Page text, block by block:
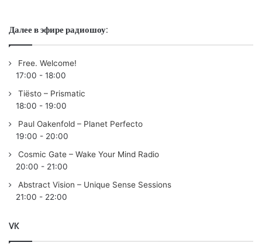
04. Dustin Husain – Indigo Plateau /Flashover/
(BYOR Remix) /Enhanced/
To You (Cubicore Remix) /Enhanced Progressive/
08. Emerge – I Feel It /Scorchin’/
10. Marco V & Vision 20/20 – WA/VE /High Contrast/
12. David Oleart & Van der Bert – Trance Lovers /Flashover
Далее в эфире радиошоу:
Free. Welcome!
17:00 - 18:00
Tiësto – Prismatic
18:00 - 19:00
Paul Oakenfold – Planet Perfecto
19:00 - 20:00
Cosmic Gate – Wake Your Mind Radio
20:00 - 21:00
Abstract Vision – Unique Sense Sessions
21:00 - 22:00
VK